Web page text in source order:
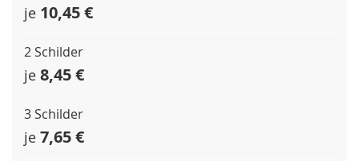
je 10,45 €
2 Schilder
je 8,45 €
3 Schilder
je 7,65 €